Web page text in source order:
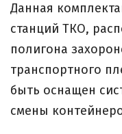
Данная
станций ТКО,
полигона
транспортного
быть оснащен
смены